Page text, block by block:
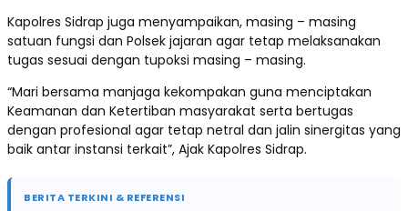
Kapolres Sidrap juga menyampaikan, masing – masing
satuan fungsi dan Polsek jajaran agar tetap melaksanakan
tugas sesuai dengan tupoksi masing – masing.
“Mari bersama manjaga kekompakan guna menciptakan
Keamanan dan Ketertiban masyarakat serta bertugas
dengan profesional agar tetap netral dan jalin sinergitas yang
baik antar instansi terkait”, Ajak Kapolres Sidrap.
BERITA TERKINI & REFERENSI